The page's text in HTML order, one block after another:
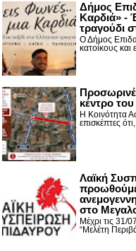
Δήμος
Καρδιά» -
τραγούδι
Ο Δήμος
κατοίκους και
κέντρο
Η Κοινότητα
επισκέπτες
Λαϊκή
στο
Μέχρι τις 31/
“Μελέτη